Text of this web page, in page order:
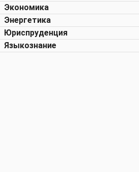
Экономика
Энергетика
Юриспруденция
Языкознание